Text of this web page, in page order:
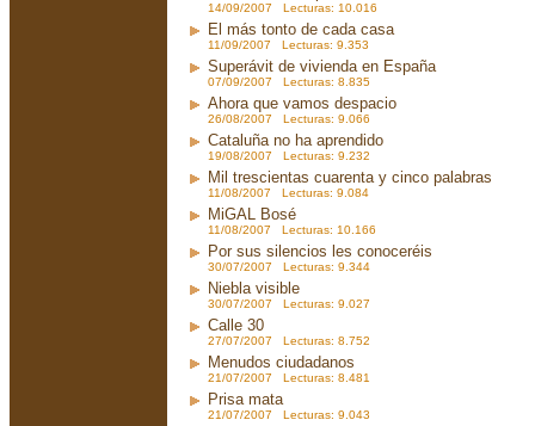
14/09/2007 Lecturas: 10.016
El más tonto de cada casa
11/09/2007 Lecturas: 9.353
Superávit de vivienda en España
07/09/2007 Lecturas: 8.835
Ahora que vamos despacio
26/08/2007 Lecturas: 9.066
Cataluña no ha aprendido
19/08/2007 Lecturas: 9.232
Mil trescientas cuarenta y cinco palabras
11/08/2007 Lecturas: 9.084
MiGAL Bosé
11/08/2007 Lecturas: 10.166
Por sus silencios les conoceréis
30/07/2007 Lecturas: 9.344
Niebla visible
30/07/2007 Lecturas: 9.027
Calle 30
27/07/2007 Lecturas: 8.752
Menudos ciudadanos
21/07/2007 Lecturas: 8.481
Prisa mata
21/07/2007 Lecturas: 9.043